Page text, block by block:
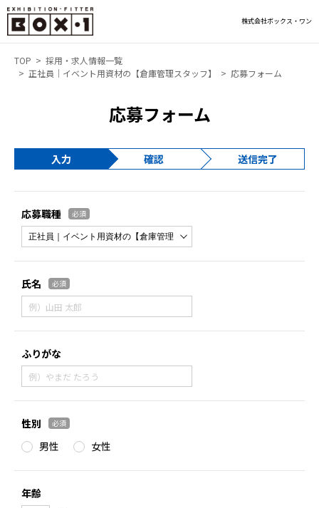
株式会社ボックス・ワン
TOP
採用・求人情報一覧
正社員｜イベント用資材の【倉庫管理スタッフ】
応募フォーム
応募フォーム
入力 確認 送信完了
応募職種 必須
氏名 必須
ふりがな
性別 必須
男性 女性
年齢